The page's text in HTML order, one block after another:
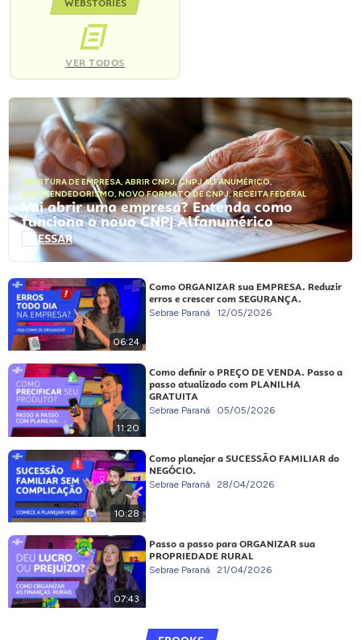
WEBSTORIES
VER TODOS
ABERTURA DE EMPRESA, ABRIR CNPJ,CNPJ ALFANUMÉRICO,
EMPREENDEDORISMO, NOVO FORMATO DE CNPJ,RECEITA FEDERAL
Vai abrir uma empresa? Entenda como
funciona o novo CNPJ Alfanumérico
ACESSAR
06:24
Como ORGANIZAR sua EMPRESA. Reduzir
erros e crescer com SEGURANÇA.
Sebrae Paraná 12/05/2026
11:20
Como definir o PREÇO DE VENDA. Passo a
passo atualizado com PLANILHA
GRATUITA
Sebrae Paraná 05/05/2026
10:28
Como planejar a SUCESSÃO FAMILIAR do
NEGÓCIO.
Sebrae Paraná 28/04/2026
07:43
Passo a passo para ORGANIZAR sua
PROPRIEDADE RURAL
Sebrae Paraná 21/04/2026